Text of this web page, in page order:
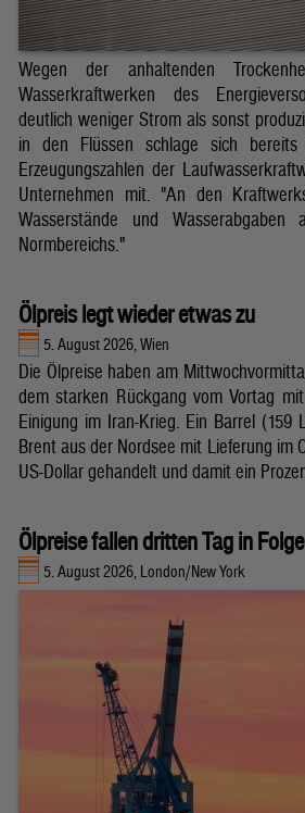
Wegen der anhaltenden
Wasserkraftwerken des
deutlich weniger Strom als sonst
in den Flüssen schlage sich
Erzeugungszahlen der
Unternehmen mit. "An den
Wasserstände und Wasserabgaben
Normbereichs."
Ölpreis legt wieder etwas zu
5. August 2026, Wien
Die Ölpreise haben am
dem starken Rückgang vom Vortag
Einigung im Iran-Krieg. Ein Barrel (159
Brent aus der Nordsee mit Lieferung im
US-Dollar gehandelt und damit ein
Ölpreise fallen dritten Tag in Folge
5. August 2026, London/New York